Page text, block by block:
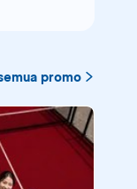
promo